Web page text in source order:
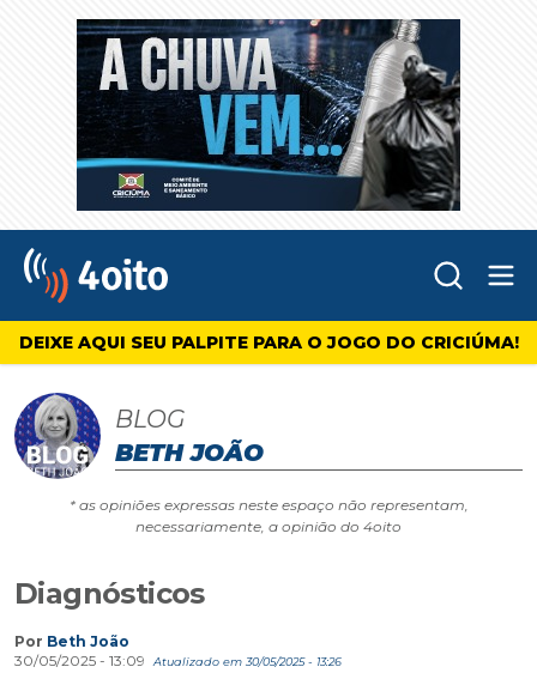
4oito
DEIXE AQUI SEU PALPITE PARA O JOGO DO CRICIÚMA!
BLOG
BETH JOÃO
* as opiniões expressas neste espaço não representam,
necessariamente, a opinião do 4oito
Diagnósticos
Por Beth João
30/05/2025 - 13:09
Atualizado em 30/05/2025 - 13:26